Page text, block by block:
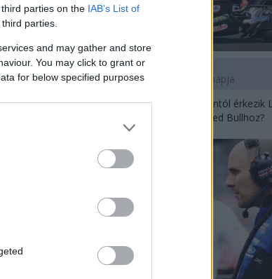
parties on the IAB’s List of
parties.
and may gather and store
You may click to grant or
for below specified purposes
1 napja
Sajtó: Az Aston Martintól érkezik
utódja a Red Bullhoz?